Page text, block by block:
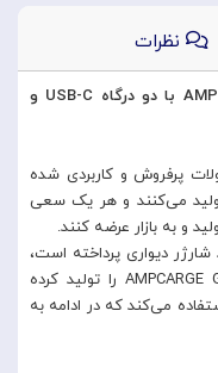
نظرات
شارژر دیواری انرژیا مدل AMPCHARGE GaN65 با دو درگاه USB-C و
پرفروش و کاربردی شده
می‌کنند و هر یک سعی
و به بازار عرضه کنند.
دیواری پرداخته است،
کمپانی انرژیا است و شارژر دیواری AMPCARGE GAN65 را تولید کرده
می‌کند که در ادامه به